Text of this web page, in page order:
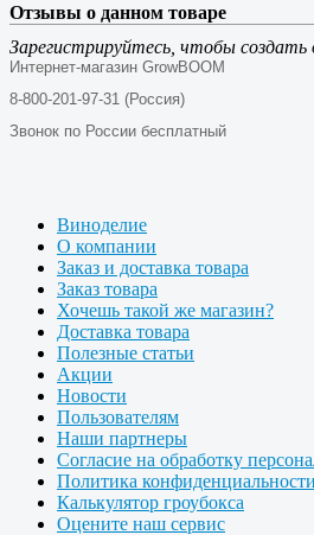
Отзывы о данном товаре
Зарегистрируйтесь, чтобы создать
Интернет-магазин GrowBOOM
8-800-201-97-31 (Россия)
Звонок по России бесплатный
Виноделие
О компании
Заказ и доставка товара
Заказ товара
Хочешь такой же магазин?
Доставка товара
Полезные статьи
Акции
Новости
Пользователям
Наши партнеры
Согласие на обработку
Политика конфиденциальности
Калькулятор гроубокса
Оцените наш сервис